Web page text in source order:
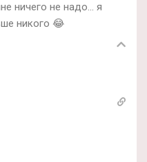
ничего не надо… я
никого 😂